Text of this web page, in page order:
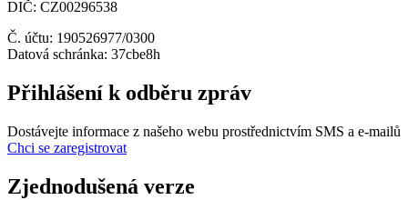
DIČ: CZ00296538
Č. účtu: 190526977/0300
Datová schránka: 37cbe8h
Přihlášení k odběru zpráv
Dostávejte informace z našeho webu prostřednictvím SMS a e-mailů
Chci se zaregistrovat
Zjednodušená verze